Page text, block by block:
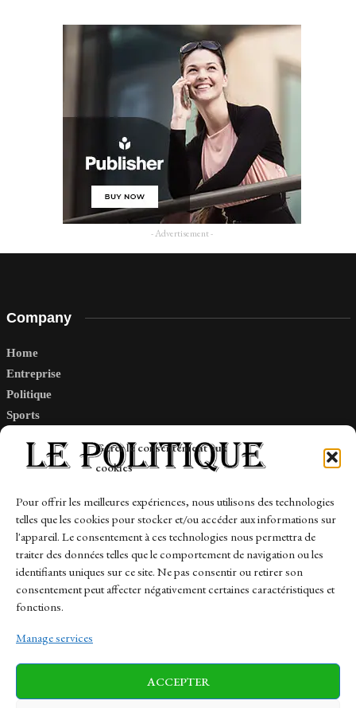
Gérer le consentement aux
cookies
Pour offrir les meilleures expériences, nous utilisons des technologies
telles que les cookies pour stocker et/ou accéder aux informations sur
l'appareil. Le consentement à ces technologies nous permettra de
traiter des données telles que le comportement de navigation ou les
identifiants uniques sur ce site. Ne pas consentir ou retirer son
consentement peut affecter négativement certaines caractéristiques et
fonctions.
Manage services
ACCEPTER
- Advertisement -
Company
Home
Entreprise
Politique
Sports
Links
Contact
Sitemap
News Finance-Marches Politics
Business Tech Health Sports Travel